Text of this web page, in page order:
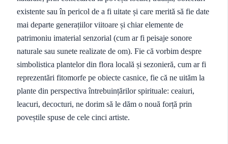
existente sau în pericol de a fi uitate și care merită să fie date
mai departe generațiilor viitoare și chiar elemente de
patrimoniu imaterial senzorial (cum ar fi peisaje sonore
naturale sau sunete realizate de om). Fie că vorbim despre
simbolistica plantelor din flora locală și sezonieră, cum ar fi
reprezentări fitomorfe pe obiecte casnice, fie că ne uităm la
plante din perspectiva întrebuințărilor spirituale: ceaiuri,
leacuri, decocturi, ne dorim să le dăm o nouă forță prin
poveștile spuse de cele cinci artiste.